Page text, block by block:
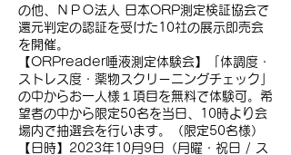
の他、ＮＰＯ法人 日本ORP測定検証協会で
還元判定の認証を受けた10社の展示即売会
を開催。
【ORPreader唾液測定体験会】「体調度・
ストレス度・薬物スクリーニングチェック」
の中からお一人様１項目を無料で体験可。希
望者の中から限定50名を当日、10時より会
場内で抽選会を行います。（限定50名様）
【日時】2023年10月9日（月曜・祝日 / ス